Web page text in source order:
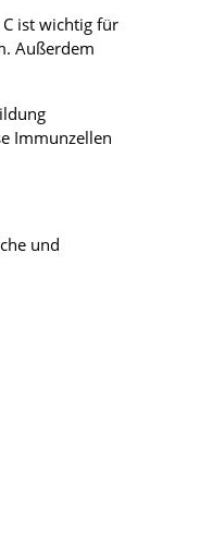
ist wichtig für
Außerdem
Immunzellen
und